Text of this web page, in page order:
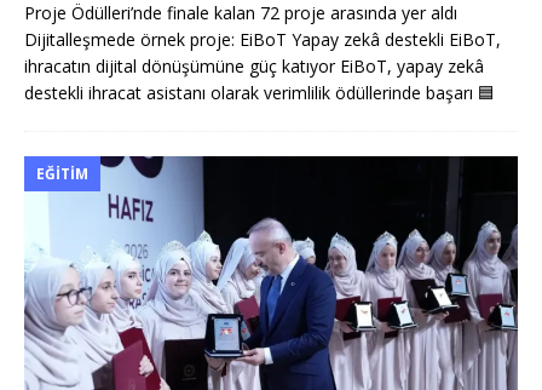
Proje Ödülleri’nde finale kalan 72 proje arasında yer aldı
Dijitalleşmede örnek proje: EiBoT Yapay zekâ destekli EiBoT,
ihracatın dijital dönüşümüne güç katıyor EiBoT, yapay zekâ
destekli ihracat asistanı olarak verimlilik ödüllerinde başarı 🟦
EĞITIM